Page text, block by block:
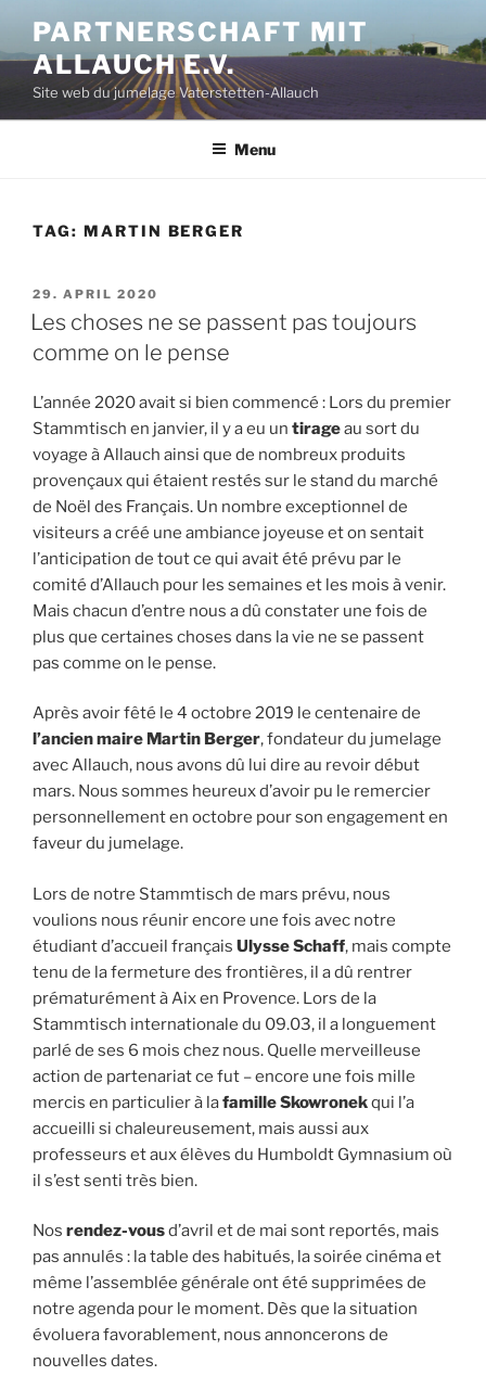
contenu
principal
PARTNERSCHAFT MIT
ALLAUCH E.V.
Site web du jumelage Vaterstetten-Allauch
Menu
TAG: MARTIN BERGER
PUBLIÉ
LE
29. APRIL 2020
Les choses ne se passent pas toujours
comme on le pense
L’année 2020 avait si bien commencé : Lors du premier
Stammtisch en janvier, il y a eu un tirageau sort du
voyage à Allauch ainsi que de nombreux produits
provençaux qui étaient restés sur le stand du marché
de Noël des Français. Un nombre exceptionnel de
visiteurs a créé une ambiance joyeuse et on sentait
l’anticipation de tout ce qui avait été prévu par le
comité d’Allauch pour les semaines et les mois à venir.
Mais chacun d’entre nous a dû constater une fois de
plus que certaines choses dans la vie ne se passent
pas comme on le pense.
Après avoir fêté le 4 octobre 2019 le centenaire de
l’ancien maire Martin Berger, fondateur du jumelage
avec Allauch, nous avons dû lui dire au revoir début
mars. Nous sommes heureux d’avoir pu le remercier
personnellement en octobre pour son engagement en
faveur du jumelage.
Lors de notre Stammtisch de mars prévu, nous
voulions nous réunir encore une fois avec notre
étudiant d’accueil français Ulysse Schaff, mais compte
tenu de la fermeture des frontières, il a dû rentrer
prématurément à Aix en Provence. Lors de la
Stammtisch internationale du 09.03, il a longuement
parlé de ses 6 mois chez nous. Quelle merveilleuse
action de partenariat ce fut – encore une fois mille
mercis en particulier à lafamille Skowronekqui l’a
accueilli si chaleureusement, mais aussi aux
professeurs et aux élèves du Humboldt Gymnasium où
il s’est senti très bien.
Nos rendez-vousd’avril et de mai sont reportés, mais
pas annulés : la table des habitués, la soirée cinéma et
même l’assemblée générale ont été supprimées de
notre agenda pour le moment. Dès que la situation
évoluera favorablement, nous annoncerons de
nouvelles dates.